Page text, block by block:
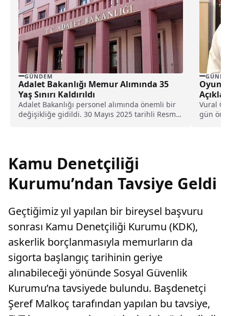
GÜNDEM
Adalet Bakanlığı Memur Alımında 35
Yaş Sınırı Kaldırıldı
Adalet Bakanlığı personel alımında önemli bir
değişikliğe gidildi. 30 Mayıs 2025 tarihli Resmi
Vural
gün
Kamu Denetçiliği
Kurumu’ndan Tavsiye Geldi
Geçtiğimiz yıl yapılan bir bireysel başvuru
sonrası Kamu Denetçiliği Kurumu (KDK),
askerlik borçlanmasıyla memurların da
sigorta başlangıç tarihinin geriye
alınabileceği yönünde Sosyal Güvenlik
Kurumu’na tavsiyede bulundu. Başdenetçi
Şeref Malkoç tarafından yapılan bu tavsiye,